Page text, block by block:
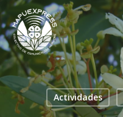
Skip
to
main
content
Actividades